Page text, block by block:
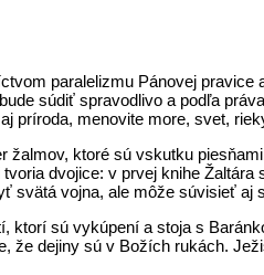
paralelizmu Pánovej
súdiť spravodlivo a podľa
príroda, menovite more, svet,
ktoré sú vskutku
dvojice: v prvej knihe
svätá vojna, ale môže súvisieť
sú vykúpení a stoja s
že dejiny sú v Božích rukách.